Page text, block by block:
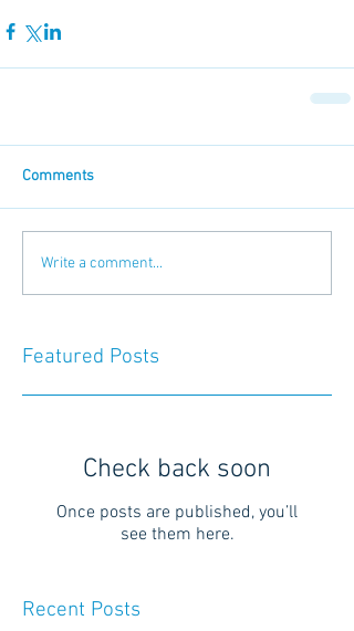
Comments
Write a comment...
Featured Posts
Check back soon
Once posts are published, you’ll
see them here.
Recent Posts